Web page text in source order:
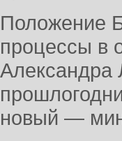
Положение
процессы в
Александра
новый —